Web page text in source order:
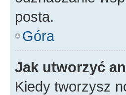
posta.
Góra
Jak utworzyć
Kiedy tworzysz